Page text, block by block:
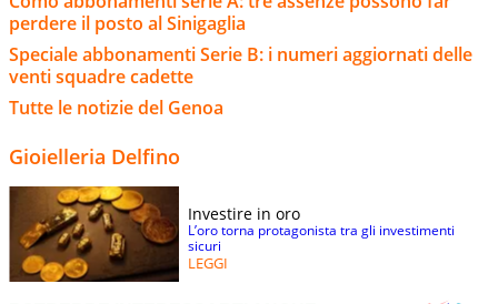
perdere il posto al Sinigaglia
Speciale abbonamenti Serie B: i numeri aggiornati delle
venti squadre cadette
Tutte le notizie del Genoa
Gioielleria Delfino
Investire in oro
L’oro torna protagonista tra gli investimenti
sicuri
LEGGI